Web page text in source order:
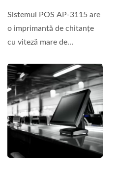
Sistemul POS AP-3115 are
o imprimantă de chitanțe
cu viteză mare de